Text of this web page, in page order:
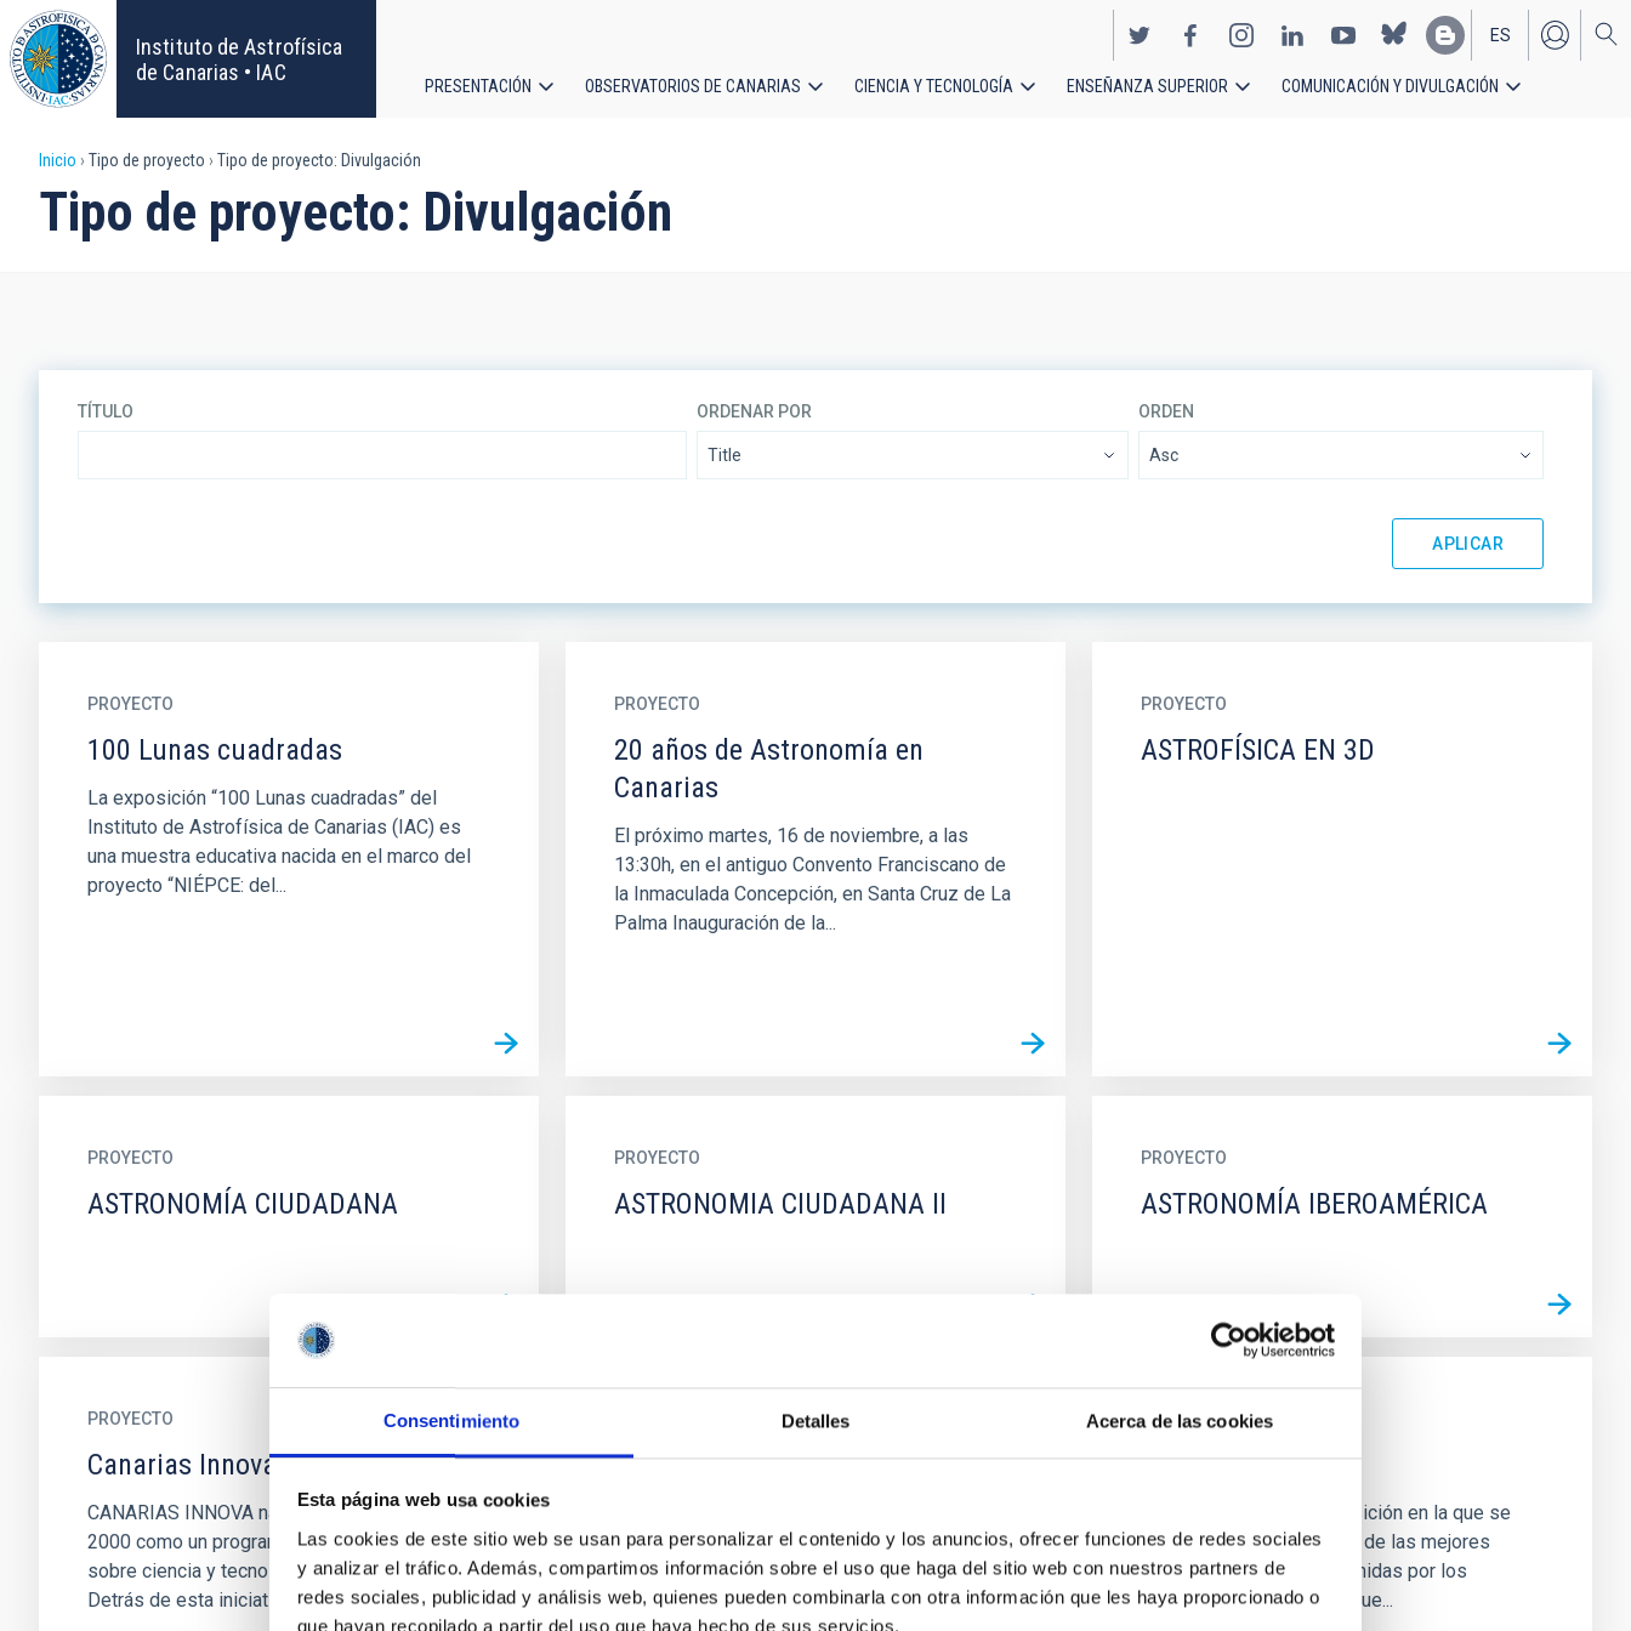
Consentimiento Detalles Acerca de las cookies
Esta página web usa cookies
Las cookies de este sitio web se usan para personalizar el contenido y los anuncios, ofrecer funciones de redes sociales
y analizar el tráfico. Además, compartimos información sobre el uso que haga del sitio web con nuestros partners de
redes sociales, publicidad y análisis web, quienes pueden combinarla con otra información que les haya proporcionado o
que hayan recopilado a partir del uso que haya hecho de sus servicios.
Pasar
al
contenido
principal
Instituto de Astrofísica
de Canarias • IAC
EN
ES
principal
PRESENTACIÓN OBSERVATORIOS DE CANARIAS CIENCIA Y TECNOLOGÍA ENSEÑANZA SUPERIOR COMUNICACIÓN Y DIVULGACIÓN
Sobrescribir
enlaces
Inicio Tipo de proyecto Tipo de proyecto: Divulgación
Tipo de proyecto: Divulgación
TÍTULO ORDENAR POR ORDEN
PROYECTO
100 Lunas cuadradas
La exposición “100 Lunas cuadradas” del
Instituto de Astrofísica de Canarias (IAC) es
una muestra educativa nacida en el marco del
proyecto “NIÉPCE: del...
PROYECTO
20 años de Astronomía en
Canarias
El próximo martes, 16 de noviembre, a las
13:30h, en el antiguo Convento Franciscano de
la Inmaculada Concepción, en Santa Cruz de La
Palma Inauguración de la...
PROYECTO
ASTROFÍSICA EN 3D
PROYECTO
ASTRONOMÍA CIUDADANA
PROYECTO
ASTRONOMIA CIUDADANA II
PROYECTO
ASTRONOMÍA IBEROAMÉRICA
PROYECTO
Canarias Innova
CANARIAS INNOVA nace el 2 de julio del año
2000 como un programa semanal de radio
sobre ciencia y tecnología para toda Canarias.
Detrás de esta iniciativa están...
Cielo, Mar y Tierra de Canarias
PROYECTO
Cosmocolor
Cosmocolor es una exposición en la que se
han seleccionado algunas de las mejores
fotografías del cielo obtenidas por los
astrónomos aficionados que...